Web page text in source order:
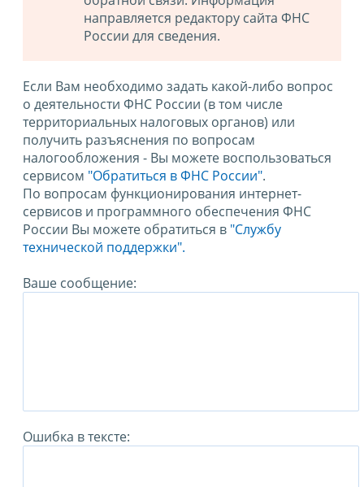
направляется редактору сайта ФНС
России для сведения.
Если Вам необходимо задать какой-либо вопрос
о деятельности ФНС России (в том числе
территориальных налоговых органов) или
получить разъяснения по вопросам
налогообложения - Вы можете воспользоваться
сервисом "Обратиться в ФНС России".
По вопросам функционирования интернет-
сервисов и программного обеспечения ФНС
России Вы можете обратиться в "Службу
технической поддержки".
Ваше сообщение:
Ошибка в тексте: